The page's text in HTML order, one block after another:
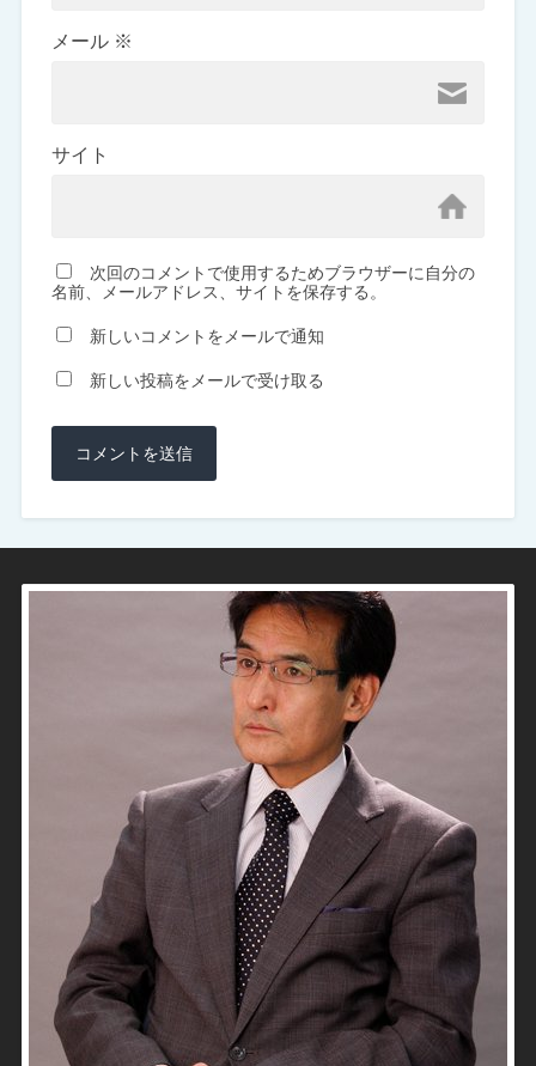
メール ※
サイト
次回のコメントで使用するためブラウザーに自分の
名前、メールアドレス、サイトを保存する。
新しいコメントをメールで通知
新しい投稿をメールで受け取る